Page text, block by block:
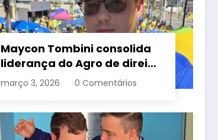
Maycon Tombini consolida
liderança do Agro de direita
em manifestação “Acorda
Brasil” em Goiânia
março 3, 2026 0 Comentários